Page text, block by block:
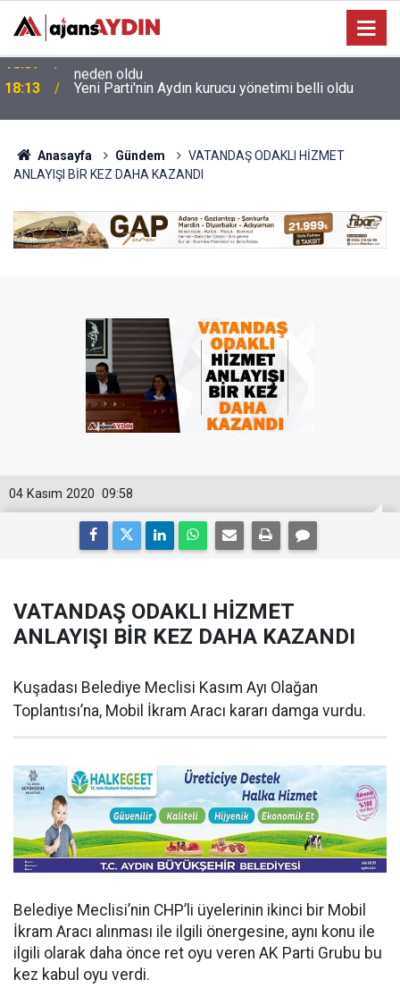
18:13 Yeni Parti'nin Aydın kurucu yönetimi belli oldu
Anasayfa Gündem
VATANDAŞ ODAKLI HİZMET
ANLAYIŞI BİR KEZ DAHA KAZANDI
09:58
04 Kasım 2020
VATANDAŞ ODAKLI HİZMET
ANLAYIŞI BİR KEZ DAHA KAZANDI
Kuşadası Belediye Meclisi Kasım Ayı Olağan
Toplantısı’na, Mobil İkram Aracı kararı damga vurdu.
Belediye Meclisi’nin CHP’li üyelerinin ikinci bir Mobil
İkram Aracı alınması ile ilgili önergesine, aynı konu ile
ilgili olarak daha önce ret oyu veren AK Parti Grubu bu
kez kabul oyu verdi.